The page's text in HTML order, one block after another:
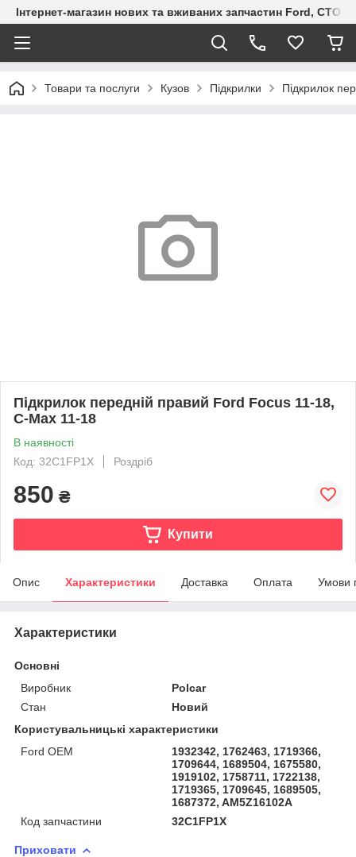
Інтернет-магазин нових та вживаних запчастин Ford, СТО
Товари та послуги Кузов Підкрилки Підкрилок
Підкрилок передній правий Ford Focus 11-18,
C-Max 11-18
В наявності
Код: 32C1FP1X
Роздріб
850 ₴
Купити
Опис Характеристики Доставка Оплата Умови
Характеристики
Основні
Виробник
Polcar
Стан
Новий
Користувальницькі характеристики
Ford OEM
1932342, 1762463, 1719366,
1709644, 1689504, 1675580,
1919102, 1758711, 1722138,
1719365, 1709645, 1689505,
1687372, AM5Z16102A
Код запчастини
32C1FP1X
Приховати